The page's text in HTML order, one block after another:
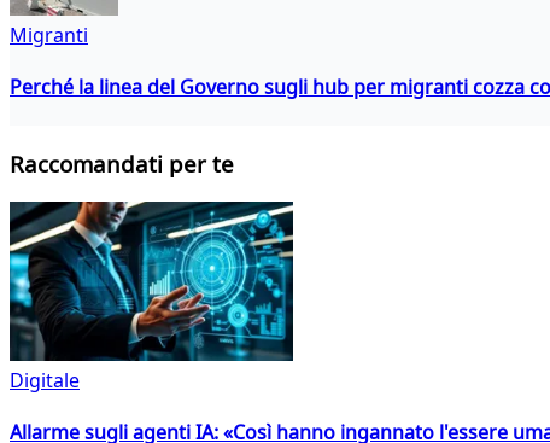
Migranti
Perché la linea del Governo sugli hub per migranti cozza
Raccomandati per te
Digitale
Allarme sugli agenti IA: «Così hanno ingannato l'essere